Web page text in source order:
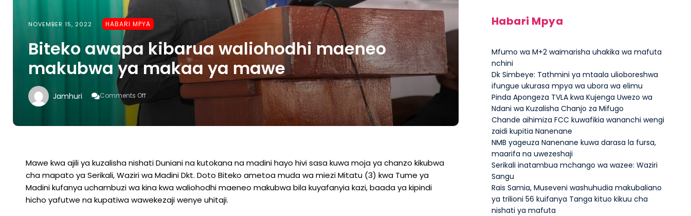
NOVEMBER 15, 2022 HABARI MPYA
Biteko awapa kibarua waliohodhi maeneo
makubwa ya makaa ya mawe
Jamhuri Comments Off
Ya
Makaa
Ya
Mawe
Mawe kwa ajili ya kuzalisha nishati Duniani na kutokana na madini hayo hivi sasa kuwa moja ya chanzo kikubwa
cha mapato ya Serikali, Waziri wa Madini Dkt. Doto Biteko ametoa muda wa miezi Mitatu (3) kwa Tume ya
Madini kufanya uchambuzi wa kina kwa waliohodhi maeneo makubwa bila kuyafanyia kazi, baada ya kipindi
hicho yafutwe na kupatiwa wawekezaji wenye uhitaji.
Habari Mpya
Mfumo wa M+2 waimarisha uhakika wa mafuta
nchini
Dk Simbeye: Tathmini ya mtaala ulioboreshwa
ifungue ukurasa mpya wa ubora wa elimu
Pinda Apongeza TVLA kwa Kujenga Uwezo wa
Ndani wa Kuzalisha Chanjo za Mifugo
Chande aihimiza FCC kuwafikia wananchi wengi
zaidi kupitia Nanenane
NMB yageuza Nanenane kuwa darasa la fursa,
maarifa na uwezeshaji
Serikali inatambua mchango wa wazee: Waziri
Sangu
Rais Samia, Museveni washuhudia makubaliano
ya trilioni 56 kuifanya Tanga kituo kikuu cha
nishati ya mafuta